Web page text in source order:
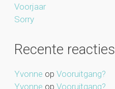
Voorjaar
Sorry
Recente reacties
Yvonne op Vooruitgang?
Yvonne op Vooruitgang?